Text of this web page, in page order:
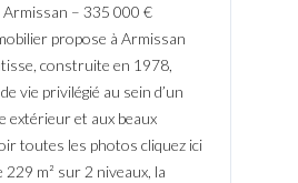
– 335 000 €
propose à Armissan
construite en 1978,
vie privilégié au sein d’un
extérieur et aux beaux
toutes les photos cliquez ici
229 m² sur 2 niveaux, la